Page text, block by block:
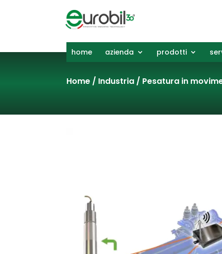
home azienda prodotti
Home / Industria / Pesatura in